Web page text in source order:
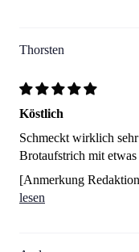
Thorsten
Köstlich
Schmeckt wirklich
Brotaufstrich mit
[Anmerkung
lesen